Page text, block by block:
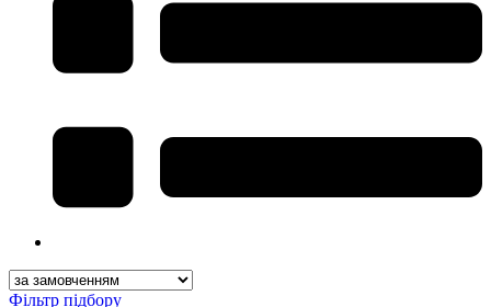
Фільтр підбору